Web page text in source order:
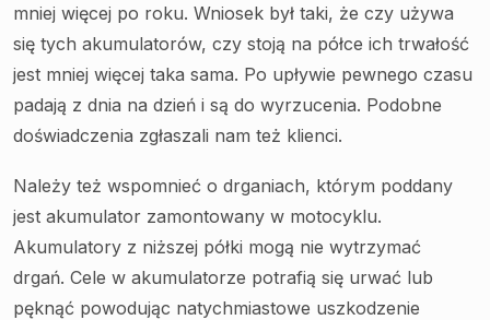
mniej więcej po roku. Wniosek był taki, że czy używa
się tych akumulatorów, czy stoją na półce ich trwałość
jest mniej więcej taka sama. Po upływie pewnego czasu
padają z dnia na dzień i są do wyrzucenia. Podobne
doświadczenia zgłaszali nam też klienci.
Należy też wspomnieć o drganiach, którym poddany
jest akumulator zamontowany w motocyklu.
Akumulatory z niższej półki mogą nie wytrzymać
drgań. Cele w akumulatorze potrafią się urwać lub
pęknąć powodując natychmiastowe uszkodzenie